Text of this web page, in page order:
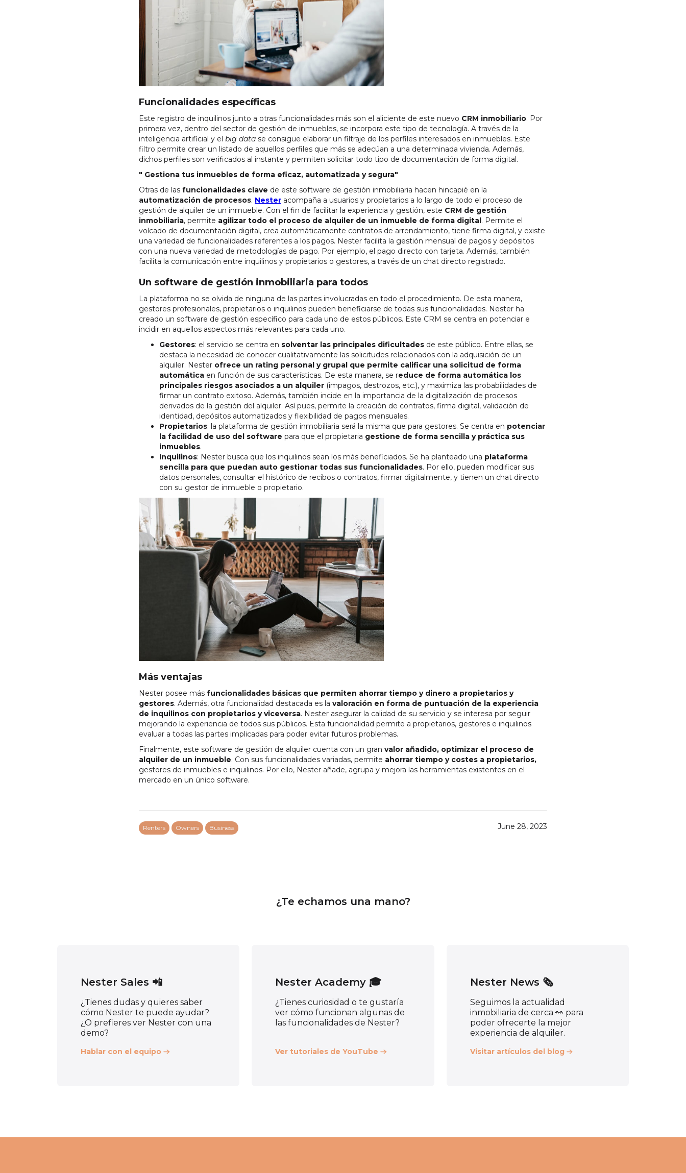
Funcionalidades específicas
Este registro de inquilinos junto a otras funcionalidades más son el aliciente de este nuevo CRM inmobiliario. Por
primera vez, dentro del sector de gestión de inmuebles, se incorpora este tipo de tecnología. A través de la
inteligencia artificial y el big data se consigue elaborar un filtraje de los perfiles interesados en inmuebles. Este
filtro permite crear un listado de aquellos perfiles que más se adecúan a una determinada vivienda. Además,
dichos perfiles son verificados al instante y permiten solicitar todo tipo de documentación de forma digital.
" Gestiona tus inmuebles de forma eficaz, automatizada y segura"
Otras de las funcionalidades clave de este software de gestión inmobiliaria hacen hincapié en la
automatización de procesos. Nester acompaña a usuarios y propietarios a lo largo de todo el proceso de
gestión de alquiler de un inmueble. Con el fin de facilitar la experiencia y gestión, este CRM de gestión
inmobiliaria, permite agilizar todo el proceso de alquiler de un inmueble de forma digital. Permite el
volcado de documentación digital, crea automáticamente contratos de arrendamiento, tiene firma digital, y existe
una variedad de funcionalidades referentes a los pagos. Nester facilita la gestión mensual de pagos y depósitos
con una nueva variedad de metodologías de pago. Por ejemplo, el pago directo con tarjeta. Además, también
facilita la comunicación entre inquilinos y propietarios o gestores, a través de un chat directo registrado.
Un software de gestión inmobiliaria para todos
La plataforma no se olvida de ninguna de las partes involucradas en todo el procedimiento. De esta manera,
gestores profesionales, propietarios o inquilinos pueden beneficiarse de todas sus funcionalidades. Nester ha
creado un software de gestión específico para cada uno de estos públicos. Este CRM se centra en potenciar e
incidir en aquellos aspectos más relevantes para cada uno.
Gestores: el servicio se centra en solventar las principales dificultades de este público. Entre ellas, se
destaca la necesidad de conocer cualitativamente las solicitudes relacionados con la adquisición de un
alquiler. Nester ofrece un rating personal y grupal que permite calificar una solicitud de forma
automática en función de sus características. De esta manera, se reduce de forma automática los
principales riesgos asociados a un alquiler (impagos, destrozos, etc.), y maximiza las probabilidades de
firmar un contrato exitoso. Además, también incide en la importancia de la digitalización de procesos
derivados de la gestión del alquiler. Así pues, permite la creación de contratos, firma digital, validación de
identidad, depósitos automatizados y flexibilidad de pagos mensuales.
Propietarios: la plataforma de gestión inmobiliaria será la misma que para gestores. Se centra en potenciar
la facilidad de uso del software para que el propietaria gestione de forma sencilla y práctica sus
inmuebles.
Inquilinos: Nester busca que los inquilinos sean los más beneficiados. Se ha planteado una plataforma
sencilla para que puedan auto gestionar todas sus funcionalidades. Por ello, pueden modificar sus
datos personales, consultar el histórico de recibos o contratos, firmar digitalmente, y tienen un chat directo
con su gestor de inmueble o propietario.
Más ventajas
Nester posee más funcionalidades básicas que permiten ahorrar tiempo y dinero a propietarios y
gestores. Además, otra funcionalidad destacada es la valoración en forma de puntuación de la experiencia
de inquilinos con propietarios y viceversa. Nester asegurar la calidad de su servicio y se interesa por seguir
mejorando la experiencia de todos sus públicos. Esta funcionalidad permite a propietarios, gestores e inquilinos
evaluar a todas las partes implicadas para poder evitar futuros problemas.
Finalmente, este software de gestión de alquiler cuenta con un gran valor añadido, optimizar el proceso de
alquiler de un inmueble. Con sus funcionalidades variadas, permite ahorrar tiempo y costes a propietarios,
gestores de inmuebles e inquilinos. Por ello, Nester añade, agrupa y mejora las herramientas existentes en el
mercado en un único software.
Renters Owners Business June 28, 2023
¿Te echamos una mano?
Nester Sales 📲
¿Tienes dudas y quieres saber
cómo Nester te puede ayudar?
¿O prefieres ver Nester con una
demo?
Hablar con el equipo
Nester Academy 🎓
¿Tienes curiosidad o te gustaría
ver cómo funcionan algunas de
las funcionalidades de Nester?
Ver tutoriales de YouTube
Nester News 🗞️
Seguimos la actualidad
inmobiliaria de cerca 👀 para
poder ofrecerte la mejor
experiencia de alquiler.
Visitar artículos del blog